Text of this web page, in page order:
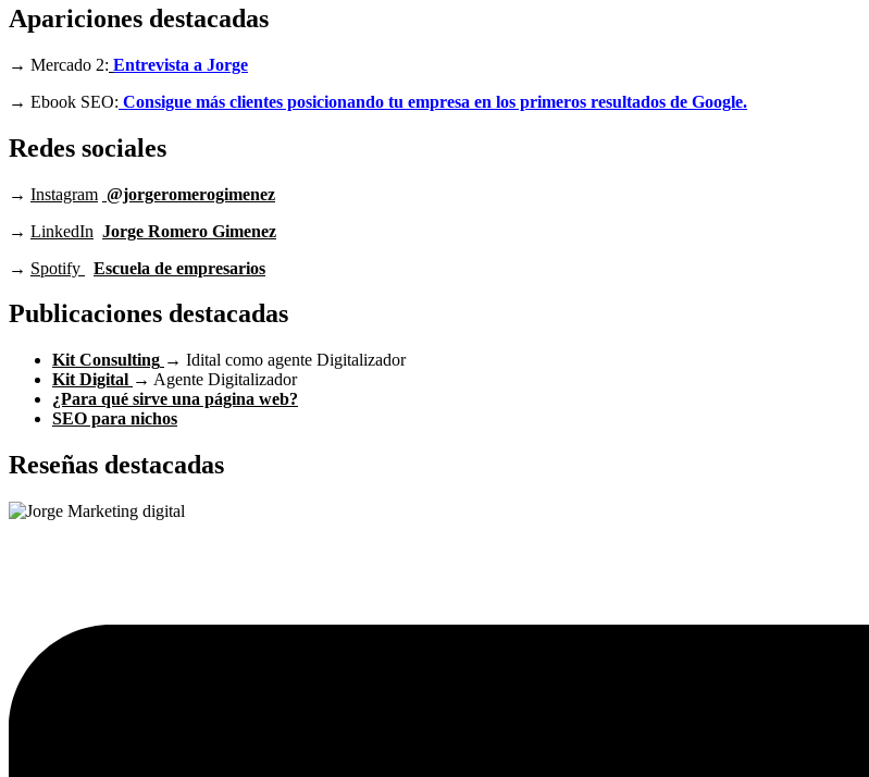
Apariciones destacadas
→ Mercado 2: Entrevista a Jorge
→ Ebook SEO: Consigue más clientes posicionando tu empresa en los primeros resultados de Google.
Redes sociales
→ Instagram @jorgeromerogimenez
→ LinkedIn Jorge Romero Gimenez
→ Spotify Escuela de empresarios
Publicaciones destacadas
Kit Consulting → Idital como agente Digitalizador
Kit Digital → Agente Digitalizador
¿Para qué sirve una página web?
SEO para nichos
Reseñas destacadas